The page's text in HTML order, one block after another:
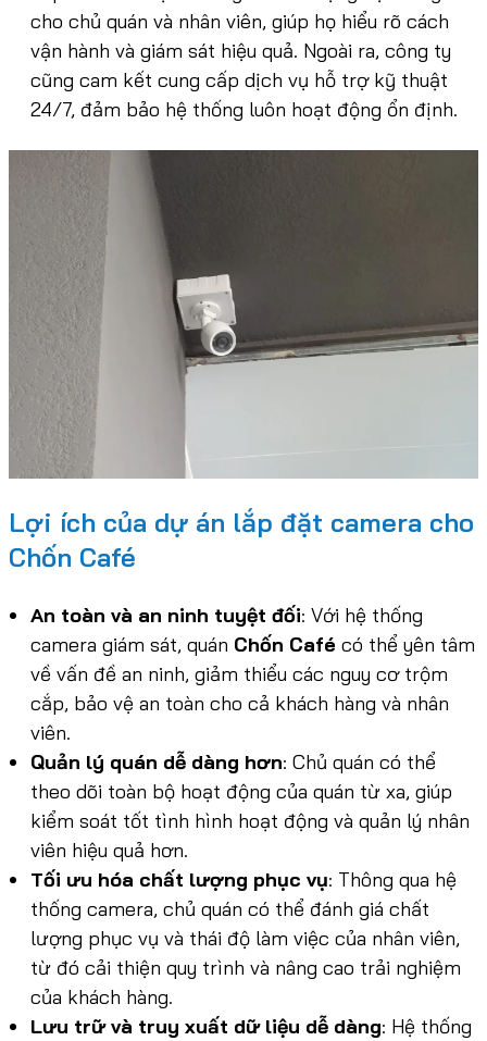
cho chủ quán và nhân viên, giúp họ hiểu rõ cách
vận hành và giám sát hiệu quả. Ngoài ra, công ty
cũng cam kết cung cấp dịch vụ hỗ trợ kỹ thuật
24/7, đảm bảo hệ thống luôn hoạt động ổn định.
Lợi ích của dự án lắp đặt camera cho
Chốn Café
An toàn và an ninh tuyệt đối: Với hệ thống
camera giám sát, quán Chốn Café có thể yên tâm
về vấn đề an ninh, giảm thiểu các nguy cơ trộm
cắp, bảo vệ an toàn cho cả khách hàng và nhân
viên.
Quản lý quán dễ dàng hơn: Chủ quán có thể
theo dõi toàn bộ hoạt động của quán từ xa, giúp
kiểm soát tốt tình hình hoạt động và quản lý nhân
viên hiệu quả hơn.
Tối ưu hóa chất lượng phục vụ: Thông qua hệ
thống camera, chủ quán có thể đánh giá chất
lượng phục vụ và thái độ làm việc của nhân viên,
từ đó cải thiện quy trình và nâng cao trải nghiệm
của khách hàng.
Lưu trữ và truy xuất dữ liệu dễ dàng: Hệ thống